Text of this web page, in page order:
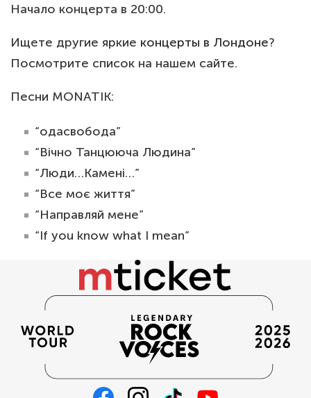
Начало концерта в 20:00.
Ищете другие яркие концерты в Лондоне?
Посмотрите список на нашем сайте.
Песни MONATIK:
“одасвобода”
“Вічно Танцююча Людина”
“Люди…Камені…”
“Все моє життя”
“Направляй мене”
“If you know what I mean”